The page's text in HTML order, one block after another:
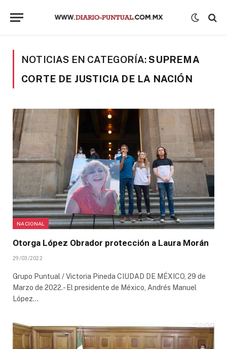
NOTICIAS EN CATEGORÍA:SUPREMA
CORTE DE JUSTICIA DE LA NACIÓN
NACIONAL
Otorga López Obrador protección a Laura Morán
29/03/2022
Grupo Puntual / Victoria Pineda CIUDAD DE MÉXICO, 29 de
Marzo de 2022.- El presidente de México, Andrés Manuel
López…